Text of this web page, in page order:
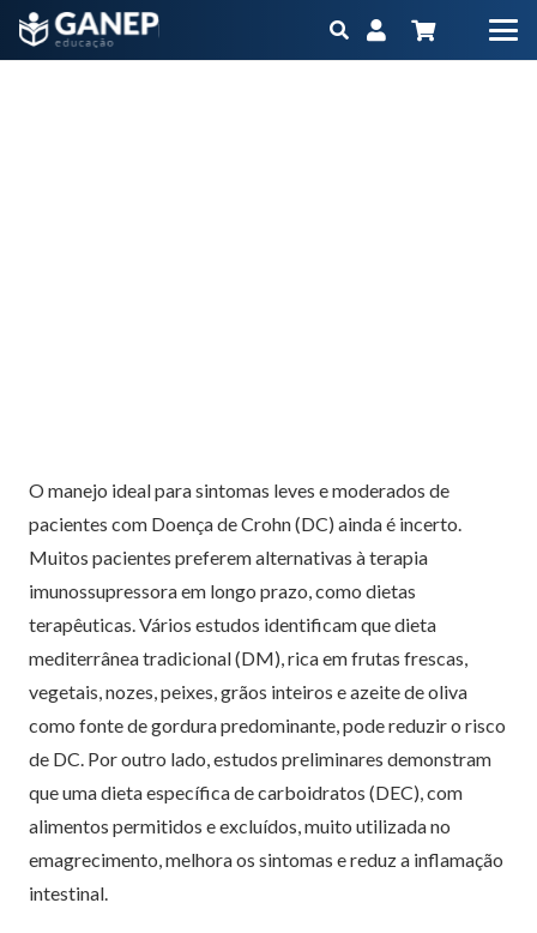
O manejo ideal para sintomas leves e moderados de
pacientes com Doença de Crohn (DC) ainda é incerto.
Muitos pacientes preferem alternativas à terapia
imunossupressora em longo prazo, como dietas
terapêuticas. Vários estudos identificam que dieta
mediterrânea tradicional (DM), rica em frutas frescas,
vegetais, nozes, peixes, grãos inteiros e azeite de oliva
como fonte de gordura predominante, pode reduzir o risco
de DC. Por outro lado, estudos preliminares demonstram
que uma dieta específica de carboidratos (DEC), com
alimentos permitidos e excluídos, muito utilizada no
emagrecimento, melhora os sintomas e reduz a inflamação
intestinal.